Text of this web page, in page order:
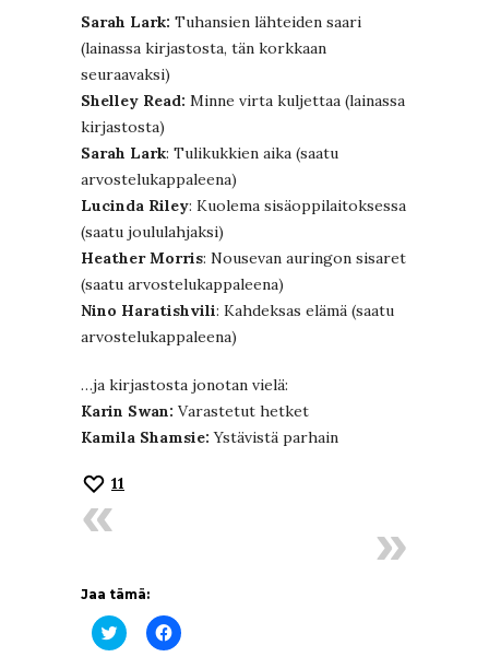
Sarah Lark: Tuhansien lähteiden saari
(lainassa kirjastosta, tän korkkaan
seuraavaksi)
Shelley Read: Minne virta kuljettaa (lainassa
kirjastosta)
Sarah Lark: Tulikukkien aika (saatu
arvostelukappaleena)
Lucinda Riley: Kuolema sisäoppilaitoksessa
(saatu joululahjaksi)
Heather Morris: Nousevan auringon sisaret
(saatu arvostelukappaleena)
Nino Haratishvili: Kahdeksas elämä (saatu
arvostelukappaleena)
…ja kirjastosta jonotan vielä:
Karin Swan: Varastetut hetket
Kamila Shamsie:Ystävistä parhain
11
Jaa tämä:
Jaa
Twitterissä(Avautuu
Jaa
Facebookissa(Avautuu